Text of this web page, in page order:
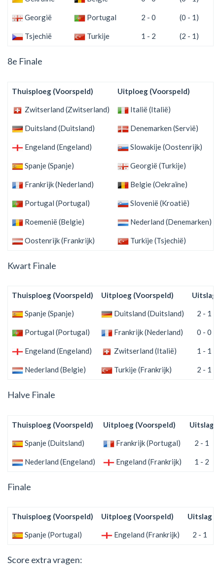
Georgië Portugal 2 - 0 (0 - 1)
Tsjechië Turkije 1 - 2 (2 - 1)
8e Finale
Thuisploeg (Voorspeld) Uitploeg (Voorspeld)
Zwitserland (Zwitserland) Italië (Italië)
Duitsland (Duitsland) Denemarken (Servië)
Engeland (Engeland) Slowakije (Oostenrijk)
Spanje (Spanje) Georgië (Turkije)
Frankrijk (Nederland) Belgie (Oekraïne)
Portugal (Portugal) Slovenië (Kroatië)
Roemenië (Belgie) Nederland (Denemarken)
Oostenrijk (Frankrijk) Turkije (Tsjechië)
Kwart Finale
Thuisploeg (Voorspeld) Uitploeg (Voorspeld) Uitslag
Spanje (Spanje) Duitsland (Duitsland) 2 - 1
Portugal (Portugal) Frankrijk (Nederland) 0 - 0
Engeland (Engeland) Zwitserland (Italië) 1 - 1
Nederland (Belgie) Turkije (Frankrijk) 2 - 1
Halve Finale
Thuisploeg (Voorspeld) Uitploeg (Voorspeld) Uitslag
Spanje (Duitsland) Frankrijk (Portugal) 2 - 1
Nederland (Engeland) Engeland (Frankrijk) 1 - 2
Finale
Thuisploeg (Voorspeld) Uitploeg (Voorspeld) Uitslag
Spanje (Portugal) Engeland (Frankrijk) 2 - 1
Score extra vragen: